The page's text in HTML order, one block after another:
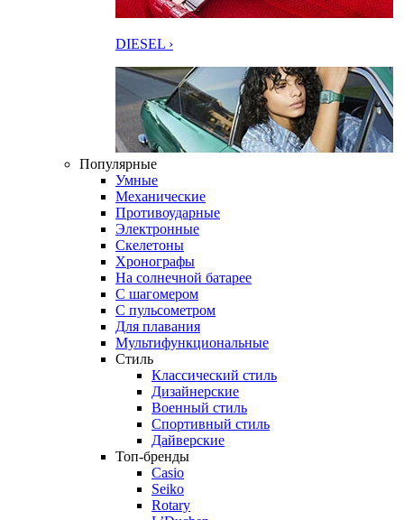
DIESEL ›
Популярные
Умные
Механические
Противоударные
Электронные
Скелетоны
Хронографы
На солнечной батарее
С шагомером
С пульсометром
Для плавания
Мультифункциональные
Стиль
Классический стиль
Дизайнерские
Военный стиль
Спортивный стиль
Дайверские
Топ-бренды
Casio
Seiko
Rotary